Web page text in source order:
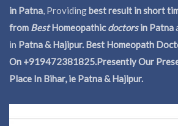
in Patna, Providingbest result in short
from BestHomeopathicdoctorsin Patna
in Patna & Hajipur. Best Homeopath
On +919472381825.Presently Our
Place In Bihar, ie Patna & Hajipur.